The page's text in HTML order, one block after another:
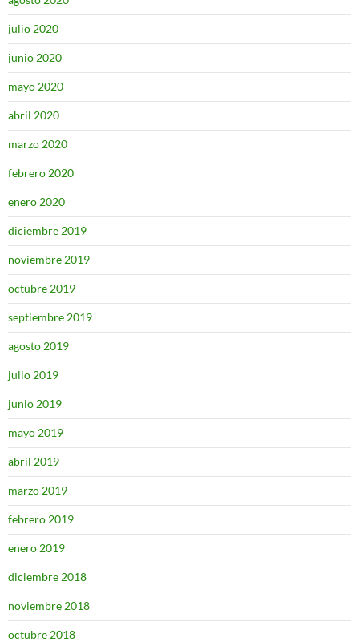
julio 2020
junio 2020
mayo 2020
abril 2020
marzo 2020
febrero 2020
enero 2020
diciembre 2019
noviembre 2019
octubre 2019
septiembre 2019
agosto 2019
julio 2019
junio 2019
mayo 2019
abril 2019
marzo 2019
febrero 2019
enero 2019
diciembre 2018
noviembre 2018
octubre 2018